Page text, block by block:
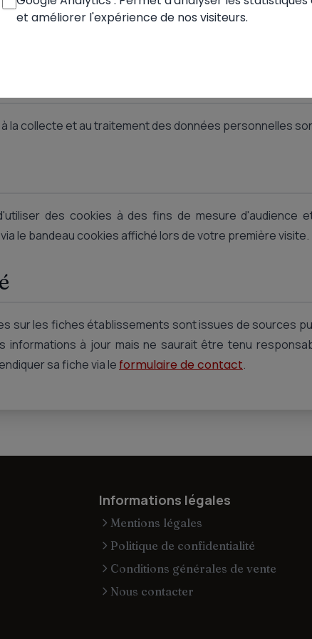
protégés par les lois françaises et internationales
préalable.
la collecte et au traitement des données personnelles
des cookies à des fins de mesure d'audience
le bandeau cookies affiché lors de votre première visite.
sur les fiches établissements sont issues de sources
informations à jour mais ne saurait être tenu
sa fiche via le formulaire de contact.
Informations légales
Mentions légales
Politique de confidentialité
Conditions générales de vente
Nous contacter
et améliorer l'expérience de nos visiteurs.